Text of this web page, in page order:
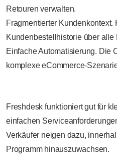
Retouren verwalten.
Fragmentierter
Kundenbestellhistorie über alle
Einfache Automatisierung. Die
komplexe eCommerce-
Freshdesk funktioniert gut für
einfachen
Verkäufer neigen dazu,
Programm hinauszuwachsen.